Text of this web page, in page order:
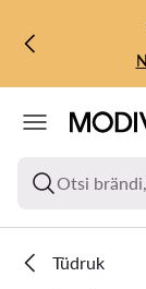
LIIGU
MINE
Otsi
Tüdruk